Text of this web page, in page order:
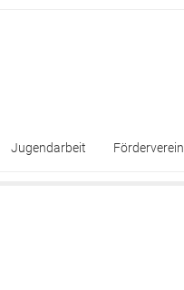
Jugendarbeit Förderverein